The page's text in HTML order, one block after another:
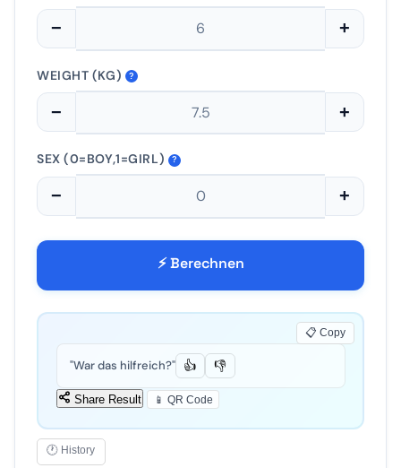
− +
WEIGHT (KG) ?
− +
SEX (0=BOY,1=GIRL) ?
− +
⚡ Berechnen
"War das hilfreich?" 👍 👎
📋 Copy
Share Result 📱 QR Code
🕐 History